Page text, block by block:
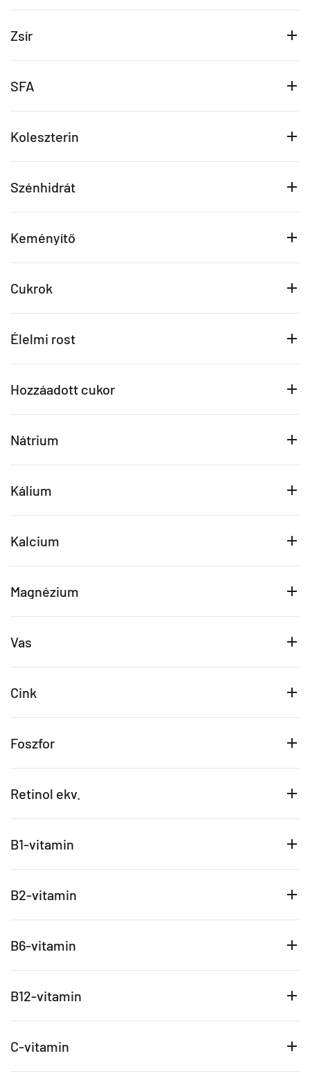
Zsír
SFA
Koleszterin
Szénhidrát
Keményítő
Cukrok
Élelmi rost
Hozzáadott cukor
Nátrium
Kálium
Kalcium
Magnézium
Vas
Cink
Foszfor
Retinol ekv.
B1-vitamin
B2-vitamin
B6-vitamin
B12-vitamin
C-vitamin